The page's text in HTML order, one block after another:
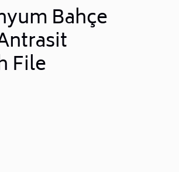
Bahçe
File